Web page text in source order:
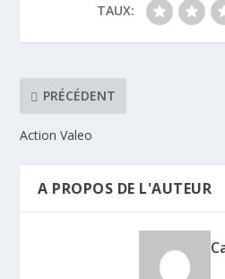
TAUX:
PRÉCÉDENT
Action Valeo
A PROPOS DE L'AUTEUR